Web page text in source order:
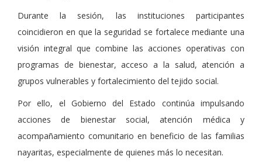
Durante la sesión, las instituciones participantes
coincidieron en que la seguridad se fortalece mediante una
visión integral que combine las acciones operativas con
programas de bienestar, acceso a la salud, atención a
grupos vulnerables y fortalecimiento del tejido social.
Por ello, el Gobierno del Estado continúa impulsando
acciones de bienestar social, atención médica y
acompañamiento comunitario en beneficio de las familias
nayaritas, especialmente de quienes más lo necesitan.